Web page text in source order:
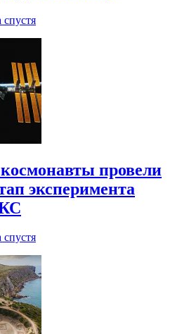
спустя
провели
эксперимента
спустя